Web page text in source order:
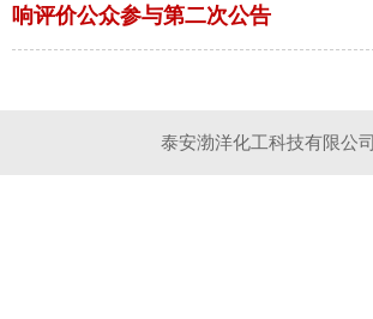
响评价公众参与第二次公告
泰安渤洋化工科技有限公司